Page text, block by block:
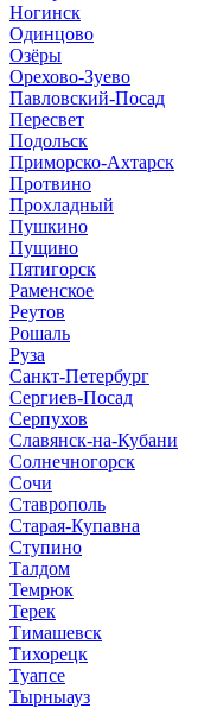
Ногинск
Одинцово
Озёры
Орехово-Зуево
Павловский-Посад
Пересвет
Подольск
Приморско-Ахтарск
Протвино
Прохладный
Пушкино
Пущино
Пятигорск
Раменское
Реутов
Рошаль
Руза
Санкт-Петербург
Сергиев-Посад
Серпухов
Славянск-на-Кубани
Солнечногорск
Сочи
Ставрополь
Старая-Купавна
Ступино
Талдом
Темрюк
Терек
Тимашевск
Тихорецк
Туапсе
Тырныауз